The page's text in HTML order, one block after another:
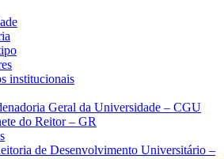
institucionais
Geral da Universidade – CGU
do Reitor – GR
de Desenvolvimento Universitário –